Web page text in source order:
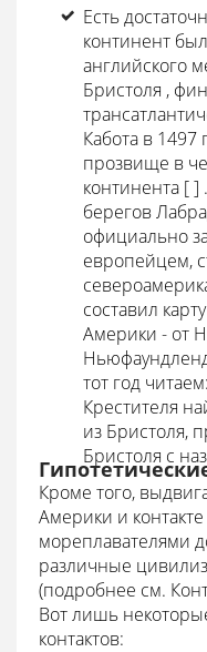
Есть
континент
английского
Бристоля ,
Кабота в 1497
прозвище в
континента []
берегов
официально
европейцем,
составил
Америки - от
тот год
Крестителя
из Бристоля,
Бристоля с
Кроме того,
Америки и
мореплавателями
различные
(подробнее см.
Вот лишь
контактов: